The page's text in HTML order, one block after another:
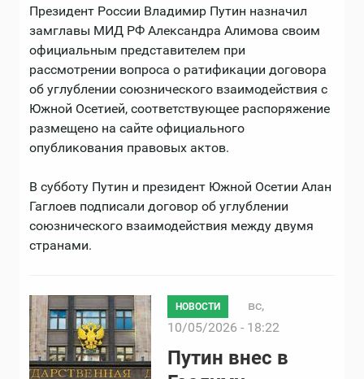
Президент России Владимир Путин назначил
замглавы МИД РФ Александра Алимова своим
официальным представителем при
рассмотрении вопроса о ратификации договора
об углублении союзнического взаимодействия с
Южной Осетией, соответствующее распоряжение
размещено на сайте официального
опубликования правовых актов.
В субботу Путин и президент Южной Осетии Алан
Гаглоев подписали договор об углублении
союзнического взаимодействия между двумя
странами.
НОВОСТИ
вс,
10/05/2026 - 18:22
Путин внес в